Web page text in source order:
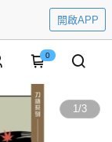
開啟APP
0
1/3